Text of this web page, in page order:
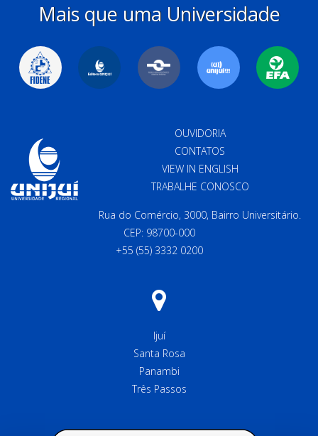
Mais que uma Universidade
OUVIDORIA
CONTATOS
VIEW IN ENGLISH
TRABALHE CONOSCO
Rua do Comércio, 3000, Bairro Universitário.
CEP: 98700-000
+55 (55) 3332 0200
Ijuí
Santa Rosa
Panambi
Três Passos